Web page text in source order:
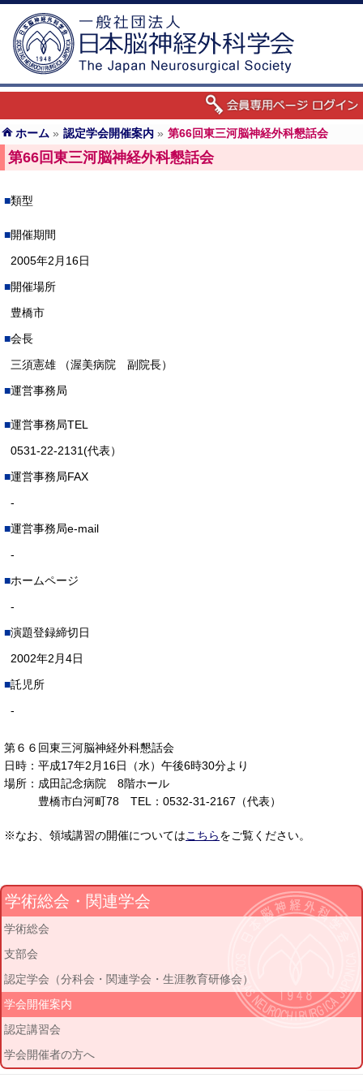
ホーム » 認定学会開催案内 » 第66回東三河脳神経外科懇話会
第66回東三河脳神経外科懇話会
類型
開催期間
2005年2月16日
開催場所
豊橋市
会長
三須憲雄 （渥美病院 副院長）
運営事務局
運営事務局TEL
0531-22-2131(代表）
運営事務局FAX
-
運営事務局e-mail
-
ホームページ
-
演題登録締切日
2002年2月4日
託児所
-
第６６回東三河脳神経外科懇話会
日時：平成17年2月16日（水）午後6時30分より
場所：成田記念病院 8階ホール
豊橋市白河町78 TEL：0532-31-2167（代表）
※なお、領域講習の開催についてはこちらをご覧ください。
学術総会・関連学会
学術総会
支部会
認定学会（分科会・関連学会・生涯教育研修会）
学会開催案内
認定講習会
学会開催者の方へ